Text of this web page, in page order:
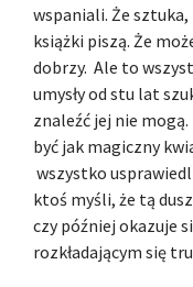
wspaniali. Że
książki piszą. Że
dobrzy. Ale to
umysły od stu lat
znaleźć jej nie
być jak magiczny
wszystko
ktoś myśli, że tą
czy później okazuje
rozkładającym się